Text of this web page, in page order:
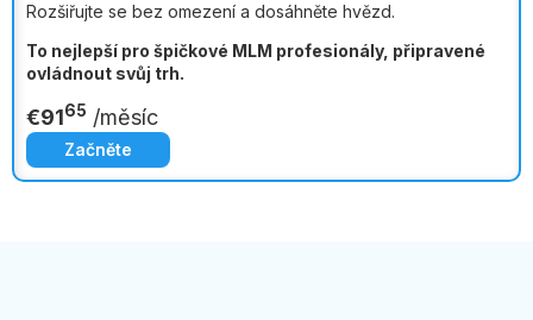
Rozšiřujte se bez omezení a dosáhněte hvězd.
To nejlepší pro špičkové MLM profesionály, připravené
ovládnout svůj trh.
€9165 /měsíc
Začněte